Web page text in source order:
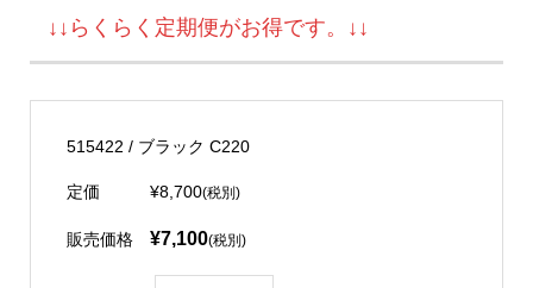
↓↓らくらく定期便がお得です。↓↓
515422 / ブラック C220
定価 ¥8,700(税別)
販売価格 ¥7,100(税別)